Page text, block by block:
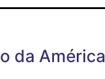
da América